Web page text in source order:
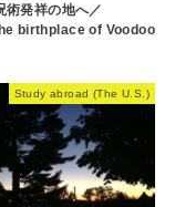
術発祥の地へ／
birthplace of Voodoo
Study abroad (The U.S.)